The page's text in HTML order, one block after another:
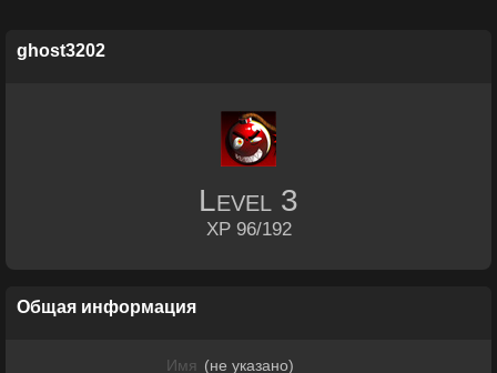
ghost3202
Level 3
XP 96/192
Общая информация
Имя (не указано)